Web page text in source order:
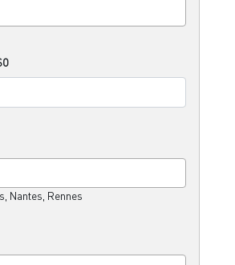
Nantes, Rennes